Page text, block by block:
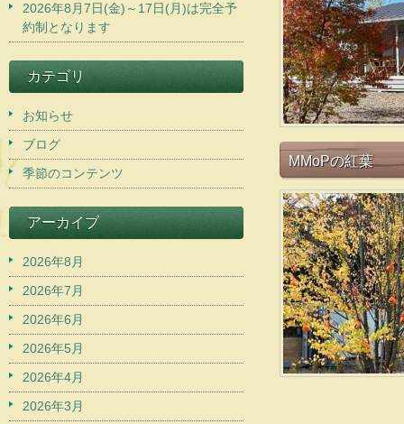
MMoPの紅葉
2026年8月7日(金)～17日(月)は完全予
約制となります
カテゴリ
お知らせ
ブログ
季節のコンテンツ
アーカイブ
2026年8月
2026年7月
2026年6月
2026年5月
2026年4月
2026年3月